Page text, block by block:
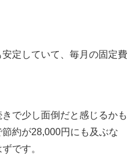
定していて、毎月の固定費
で少し面倒だと感じるかも
約が28,000円にも及ぶな
です。